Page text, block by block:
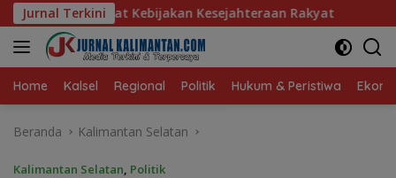
Langsung
ke
konten
Jurnal Terkini
Kesejahteraan Rakyat Baru 10 Persen,
Home Kalsel Regional Politik Hukum & Peristiwa
Beranda Kalimantan Selatan
Kalimantan Selatan, Politik